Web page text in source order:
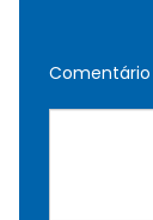
Comentário